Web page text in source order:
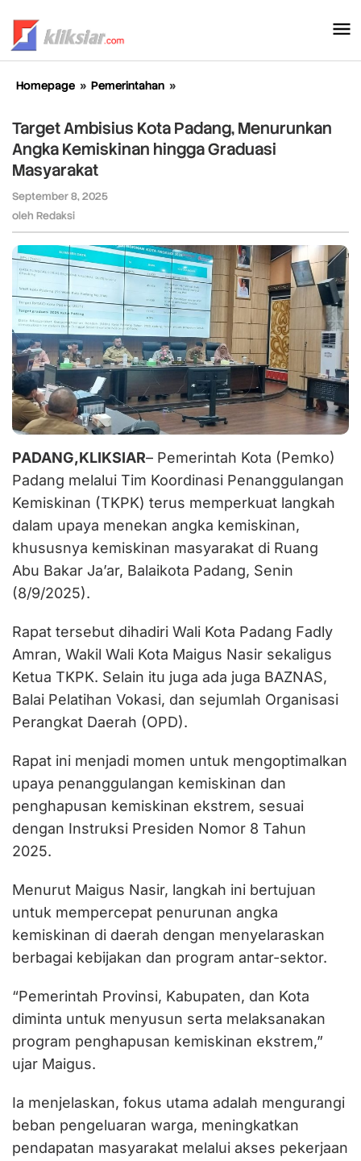
konten
Homepage » Pemerintahan »
Kota
Padang,
Menurunkan
Masyarakat
Target Ambisius Kota Padang, Menurunkan
Angka Kemiskinan hingga Graduasi
Masyarakat
September 8, 2025
oleh Redaksi
PADANG,KLIKSIAR– Pemerintah Kota (Pemko)
Padang melalui Tim Koordinasi Penanggulangan
Kemiskinan (TKPK) terus memperkuat langkah
dalam upaya menekan angka kemiskinan,
khususnya kemiskinan masyarakat di Ruang
Abu Bakar Ja’ar, Balaikota Padang, Senin
(8/9/2025).
Rapat tersebut dihadiri Wali Kota Padang Fadly
Amran, Wakil Wali Kota Maigus Nasir sekaligus
Ketua TKPK. Selain itu juga ada juga BAZNAS,
Balai Pelatihan Vokasi, dan sejumlah Organisasi
Perangkat Daerah (OPD).
Rapat ini menjadi momen untuk mengoptimalkan
upaya penanggulangan kemiskinan dan
penghapusan kemiskinan ekstrem, sesuai
dengan Instruksi Presiden Nomor 8 Tahun
2025.
Menurut Maigus Nasir, langkah ini bertujuan
untuk mempercepat penurunan angka
kemiskinan di daerah dengan menyelaraskan
berbagai kebijakan dan program antar-sektor.
“Pemerintah Provinsi, Kabupaten, dan Kota
diminta untuk menyusun serta melaksanakan
program penghapusan kemiskinan ekstrem,”
ujar Maigus.
Ia menjelaskan, fokus utama adalah mengurangi
beban pengeluaran warga, meningkatkan
pendapatan masyarakat melalui akses pekerjaan